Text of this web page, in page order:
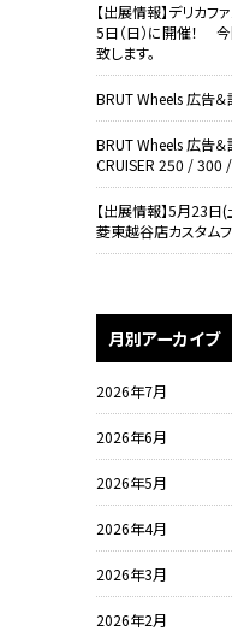
【出展情報】デリカ
5日（日）に開催！
致します。
BRUT Wheels 広告＆
BRUT Wheels 広告＆
CRUISER 250 / 300 /
【出展情報】5月23
菱東越谷店カスタム
月別アーカイブ
2026年7月
2026年6月
2026年5月
2026年4月
2026年3月
2026年2月